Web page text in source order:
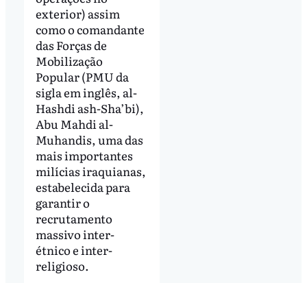
exterior) assim
como o comandante
das Forças de
Mobilização
Popular (PMU da
sigla em inglês, al-
Hashdi ash-Sha’bi),
Abu Mahdi al-
Muhandis, uma das
mais importantes
milícias iraquianas,
estabelecida para
garantir o
recrutamento
massivo inter-
étnico e inter-
religioso.